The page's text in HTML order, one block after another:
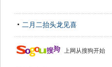
二月二抬头龙见喜
上网从搜狗开始